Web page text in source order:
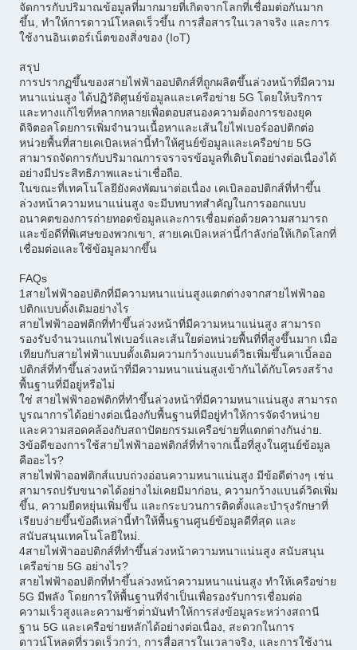
จัดการกับปริมาณข้อมูลที่มากมายที่เกิดจากโลกที่เชื่อมต่อกันมาก
ขึ้น, ทําให้การดาวน์โหลดเร็วขึ้น การสื่อสารในเวลาจริง และการ
ใช้งานอินเตอร์เน็ตของสิ่งของ (IoT)
สรุป
การปรากฏขึ้นของสายไฟฟ้าออปติกส์ที่ถูกผลิตขึ้นล่วงหน้าที่มีความ
หนาแน่นสูง ได้ปฏิวัติศูนย์ข้อมูลและเครือข่าย 5G โดยให้บริการ
และทางแก้ไขที่หลากหลายเพื่อตอบสนองความต้องการของยุค
ดิจิตอลโดยการเพิ่มจํานวนเนื้อหาและเส้นใยไฟเบอร์ออปติกต่อ
หน่วยพื้นที่สายเคเบิลเหล่านี้ทําให้ศูนย์ข้อมูลและเครือข่าย 5G
สามารถจัดการกับปริมาณการจราจรข้อมูลที่เติบโตอย่างต่อเนื่องได้
อย่างมีประสิทธิภาพและน่าเชื่อถือ.
ในขณะที่เทคโนโลยียังคงพัฒนาต่อเนื่อง เคเบิลออปติกส์ที่ทําขึ้น
ล่วงหน้าความหนาแน่นสูง จะมีบทบาทสําคัญในการออกแบบ
อนาคตของการถ่ายทอดข้อมูลและการเชื่อมต่อด้วยความสามารถ
และข้อดีที่พิเศษของพวกเขา, สายเคเบิลเหล่านี้กําลังก่อให้เกิดโลกที่
เชื่อมต่อและใช้ข้อมูลมากขึ้น
FAQs
1สายไฟฟ้าออปติกที่มีความหนาแน่นสูงแตกต่างจากสายไฟฟ้าออ
ปติกแบบดั้งเดิมอย่างไร
สายไฟฟ้าออฟติกที่ทําขึ้นล่วงหน้าที่มีความหนาแน่นสูง สามารถ
รองรับจํานวนแกนไฟเบอร์และเส้นใยต่อหน่วยพื้นที่ที่สูงขึ้นมาก เมื่อ
เทียบกับสายไฟฟ้าแบบดั้งเดิมความกว้างแบนด์วิธเพิ่มขึ้นคาเบิ้ลออ
ปติกส์ที่ทําขึ้นล่วงหน้าที่มีความหนาแน่นสูงเข้ากันได้กับโครงสร้าง
พื้นฐานที่มีอยู่หรือไม่
ใช่ สายไฟฟ้าออฟติกที่ทําขึ้นล่วงหน้าที่มีความหนาแน่นสูง สามารถ
บูรณาการได้อย่างต่อเนื่องกับพื้นฐานที่มีอยู่ทําให้การจัดจําหน่าย
และความสอดคล้องกับสถาปัตยกรรมเครือข่ายที่แตกต่างกันง่าย.
3ข้อดีของการใช้สายไฟฟ้าออฟติกส์ที่ทําจากเนื้อที่สูงในศูนย์ข้อมูล
คืออะไร?
สายไฟฟ้าออฟติกส์แบบถ่วงอ่อนความหนาแน่นสูง มีข้อดีต่างๆ เช่น
สามารถปรับขนาดได้อย่างไม่เคยมีมาก่อน, ความกว้างแบนด์วิดเพิ่ม
ขึ้น, ความยืดหยุ่นเพิ่มขึ้น และกระบวนการติดตั้งและบํารุงรักษาที่
เรียบง่ายขึ้นข้อดีเหล่านี้ทําให้พื้นฐานศูนย์ข้อมูลดีที่สุด และ
สนับสนุนเทคโนโลยีใหม่.
4สายไฟฟ้าออปติกส์ที่ทําขึ้นล่วงหน้าความหนาแน่นสูง สนับสนุน
เครือข่าย 5G อย่างไร?
สายไฟฟ้าออปติกที่ทําขึ้นล่วงหน้าความหนาแน่นสูง ทําให้เครือข่าย
5G มีพลัง โดยการให้พื้นฐานที่จําเป็นเพื่อรองรับการเชื่อมต่อ
ความเร็วสูงและความช้าต่ํามันทําให้การส่งข้อมูลระหว่างสถานี
ฐาน 5G และเครือข่ายหลักได้อย่างต่อเนื่อง, สะดวกในการ
ดาวน์โหลดที่รวดเร็วกว่า, การสื่อสารในเวลาจริง, และการใช้งาน